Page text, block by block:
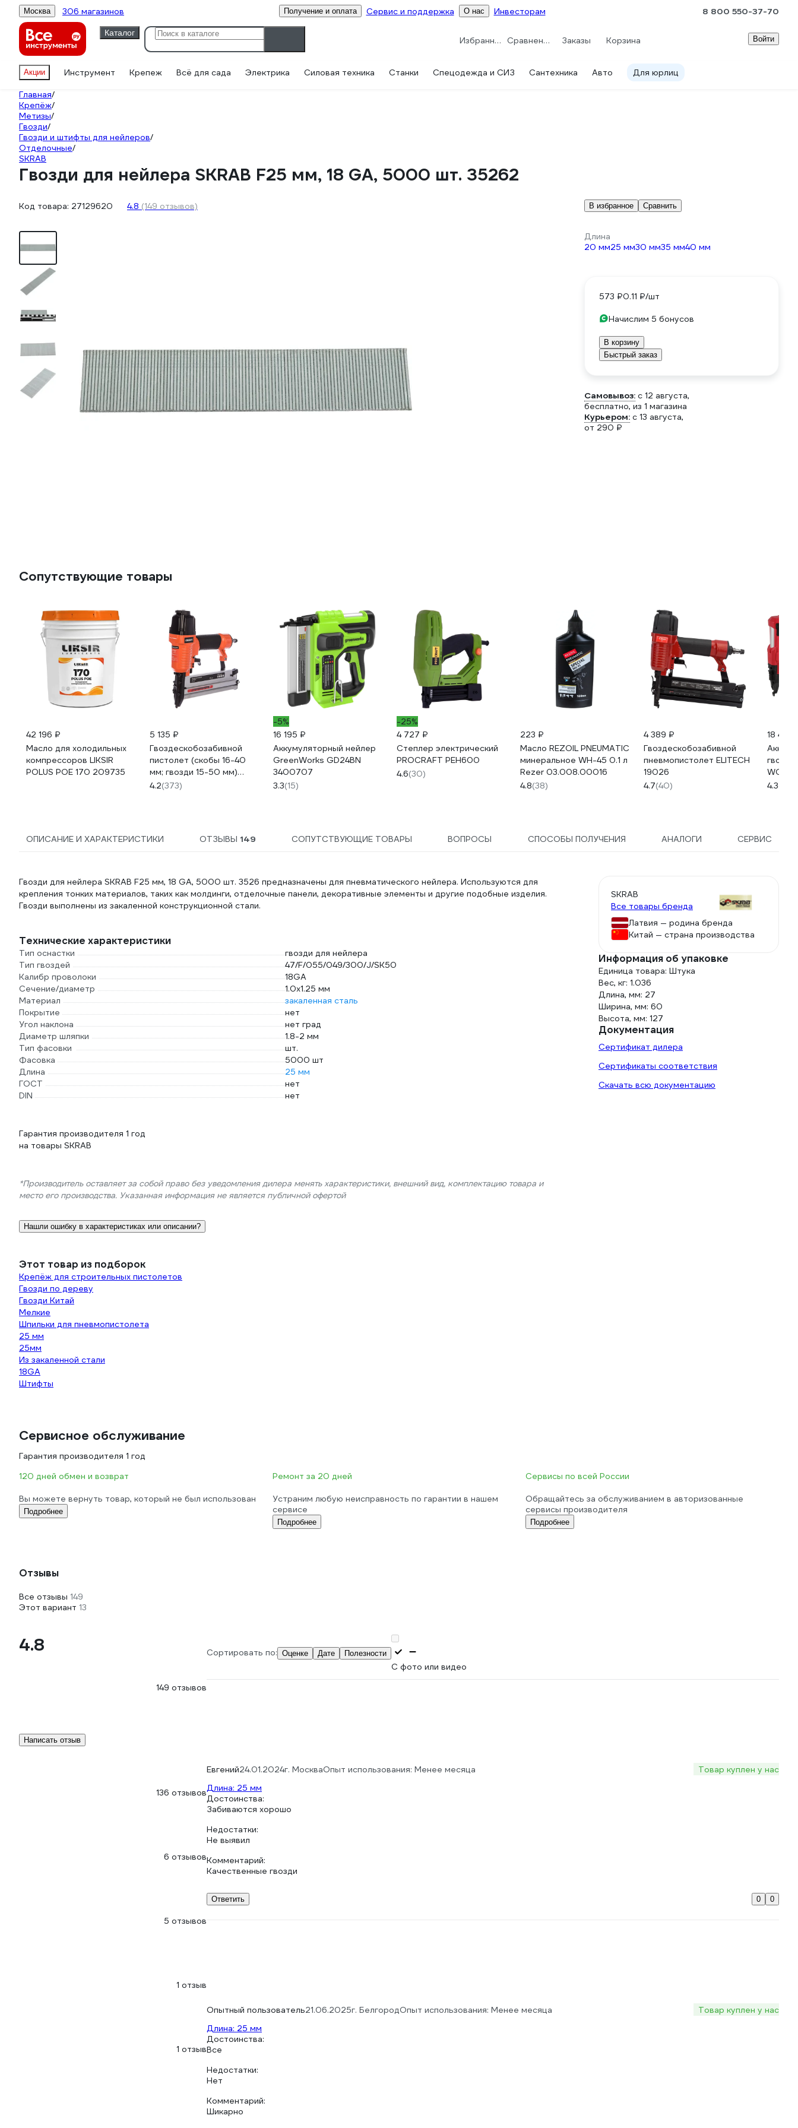
Москва 306 магазинов Получение и оплата Сервис и поддержка О нас Инвесторам 8 800 550-37-70
Каталог
Избранное Сравнение Заказы Корзина Войти
Акции Инструмент Крепеж Всё для сада Электрика Силовая техника Станки Спецодежда и СИЗ Сантехника Авто Для юрлиц
Главная/
Крепёж/
Метизы/
Гвозди/
Гвозди и штифты для нейлеров/
Отделочные/
SKRAB
Гвозди для нейлера SKRAB F25 мм, 18 GA, 5000 шт. 35262
Код товара: 27129620 4.8 (149 отзывов) В избранное Сравнить
Длина
20 мм25 мм30 мм35 мм40 мм
573 ₽0.11 ₽/шт
Начислим 5 бонусов
В корзину
Быстрый заказ
Самовывоз: c 12 августа,
бесплатно, из 1 магазина
Курьером: c 13 августа,
от 290 ₽
Сопутствующие товары
42 196 ₽
Масло для холодильных
компрессоров LIKSIR
POLUS POE 170 209735
5 135 ₽
Гвоздескобозабивной
пистолет (скобы 16-40
мм; гвозди 15-50 мм)
Gigant NC15/50
4.2(373)
-5%
16 195 ₽
Аккумуляторный нейлер
GreenWorks GD24BN
3400707
3.3(15)
-25%
4 727 ₽
Степлер электрический
PROCRAFT PEH600
4.6(30)
223 ₽
Масло REZOIL PNEUMATIC
минеральное WH-45 0.1 л
Rezer 03.008.00016
4.8(38)
4 389 ₽
Гвоздескобозабивной
пневмопистолет ELITECH
19026
4.7(40)
18 460
4.3
ОПИСАНИЕ И ХАРАКТЕРИСТИКИ ОТЗЫВЫ 149 СОПУТСТВУЮЩИЕ ТОВАРЫ ВОПРОСЫ СПОСОБЫ ПОЛУЧЕНИЯ АНАЛОГИ СЕРВИС
Гвозди для нейлера SKRAB F25 мм, 18 GA, 5000 шт. 3526 предназначены для пневматического нейлера. Используются для
крепления тонких материалов, таких как молдинги, отделочные панели, декоративные элементы и другие подобные изделия.
Гвозди выполнены из закаленной конструкционной стали.
Технические характеристики
Тип оснастки
гвозди для нейлера
Тип гвоздей
47/F/055/049/300/J/SK50
Калибр проволоки
18GA
Сечение/диаметр
1.0х1.25 мм
Материал
закаленная сталь
Покрытие
нет
Угол наклона
нет град
Диаметр шляпки
1.8-2 мм
Тип фасовки
шт.
Фасовка
5000 шт
Длина
25 мм
ГОСТ
нет
DIN
нет
Гарантия производителя 1 год
на товары SKRAB
*Производитель оставляет за собой право без уведомления дилера менять характеристики, внешний вид, комплектацию товара и
место его производства. Указанная информация не является публичной офертой
Нашли ошибку в характеристиках или описании?
SKRAB
Все товары бренда
Латвия — родина бренда
Китай — страна производства
Информация об упаковке
Единица товара: Штука
Вес, кг: 1.036
Длина, мм: 27
Ширина, мм: 60
Высота, мм: 127
Документация
Сертификат дилера
Сертификаты соответствия
Скачать всю документацию
Этот товар из подборок
Крепёж для строительных пистолетов
Гвозди по дереву
Гвозди Китай
Мелкие
Шпильки для пневмопистолета
25 мм
25мм
Из закаленной стали
18GA
Штифты
Сервисное обслуживание
Гарантия производителя 1 год
120 дней обмен и возврат
Вы можете вернуть товар, который не был использован
Подробнее
Ремонт за 20 дней
Устраним любую неисправность по гарантии в нашем
сервисе
Подробнее
Сервисы по всей России
Обращайтесь за обслуживанием в авторизованные
сервисы производителя
Подробнее
Отзывы
Все отзывы 149
Этот вариант 13
4.8
149 отзывов
Написать отзыв
136 отзывов
6 отзывов
5 отзывов
1 отзыв
1 отзыв
Сортировать по: Оценке Дате Полезности
С фото или видео
Евгений24.01.2024г. МоскваОпыт использования: Менее месяца
Товар куплен у нас
Длина: 25 мм
Достоинства:
Забиваются хорошо
Недостатки:
Не выявил
Комментарий:
Качественные гвозди
Ответить 0 0
Опытный пользователь21.06.2025г. БелгородОпыт использования: Менее месяца
Товар куплен у нас
Длина: 25 мм
Достоинства:
Все
Недостатки:
Нет
Комментарий:
Шикарно